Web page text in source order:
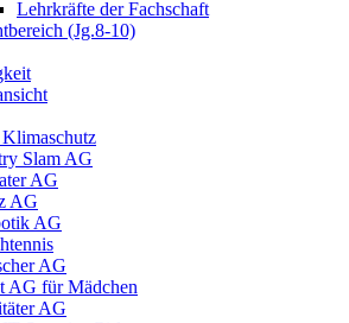
Lehrkräfte der Fachschaft
(Jg.8-10)
Slam AG
AG
AG
AG
AG
AG für Mädchen
AG